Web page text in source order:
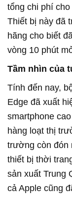
tổng chi phí
Thiết bị này đã
hãng cho biết
vòng 10 phút
Tầm nhìn của
Tính đến nay,
Edge đã xuất
smartphone
hàng loạt thị
trường còn đón
thiết bị thời
sản xuất Trung
cả Apple cũng